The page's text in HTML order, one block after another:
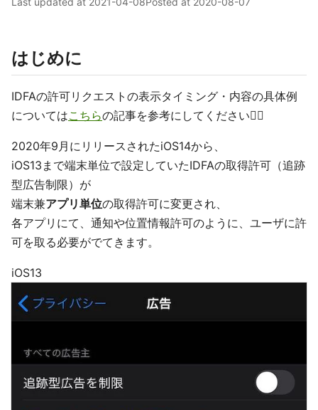
はじめに
IDFAの許可リクエストの表示タイミング・内容の具体例
についてはこちらの記事を参考にしてください🙋‍♂️
2020年9月にリリースされたiOS14から、
iOS13まで端末単位で設定していたIDFAの取得許可（追跡
型広告制限）が
端末兼アプリ単位の取得許可に変更され、
各アプリにて、通知や位置情報許可のように、ユーザに許
可を取る必要がでてきます。
iOS13